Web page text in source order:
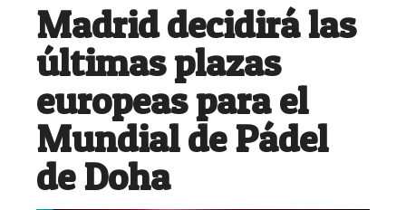
Madrid decidirá las
últimas plazas
europeas para el
Mundial de Pádel
de Doha